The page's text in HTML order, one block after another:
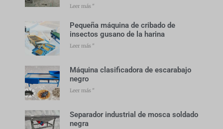
Leer más "
Pequeña máquina de cribado de
insectos gusano de la harina
Leer más "
Máquina clasificadora de escarabajo
negro
Leer más "
Separador industrial de mosca soldado
negra